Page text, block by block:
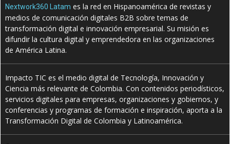
Nextwork360 Latam es la red en Hispanoamérica de revistas y
medios de comunicación digitales B2B sobre temas de
transformación digital e innovación empresarial. Su misión es
difundir la cultura digital y emprendedora en las organizaciones
de América Latina.
Impacto TIC es el medio digital de Tecnología, Innovación y
Ciencia más relevante de Colombia. Con contenidos periodísticos,
servicios digitales para empresas, organizaciones y gobiernos, y
conferencias y programas de formación e inspiración, aporta a la
Transformación Digital de Colombia y Latinoamérica.